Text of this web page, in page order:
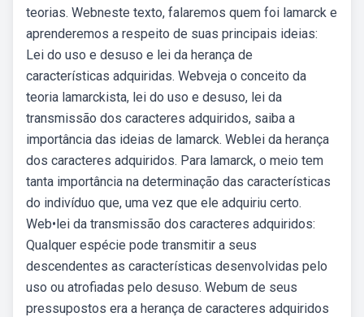
teorias. Webneste texto, falaremos quem foi lamarck e
aprenderemos a respeito de suas principais ideias:
Lei do uso e desuso e lei da herança de
características adquiridas. Webveja o conceito da
teoria lamarckista, lei do uso e desuso, lei da
transmissão dos caracteres adquiridos, saiba a
importância das ideias de lamarck. Weblei da herança
dos caracteres adquiridos. Para lamarck, o meio tem
tanta importância na determinação das características
do indivíduo que, uma vez que ele adquiriu certo.
Web•lei da transmissão dos caracteres adquiridos:
Qualquer espécie pode transmitir a seus
descendentes as características desenvolvidas pelo
uso ou atrofiadas pelo desuso. Webum de seus
pressupostos era a herança de caracteres adquiridos